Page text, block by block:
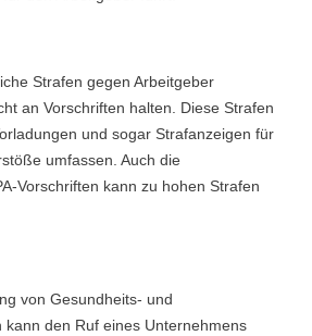
Strafen gegen Arbeitgeber
an Vorschriften halten. Diese Strafen
und sogar Strafanzeigen für
umfassen. Auch die
Vorschriften kann zu hohen Strafen
von Gesundheits- und
kann den Ruf eines Unternehmens